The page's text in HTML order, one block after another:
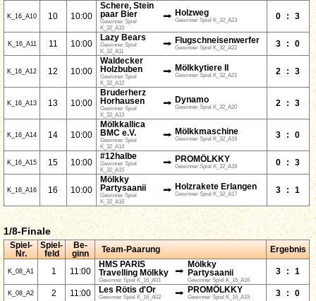
K_16_A10 10 10:00
Schere, Stein
paar Bier
Gewinner Spiel
K_32_A10
⭢ Holzweg
Gewinner Spiel K_32_A23 0 : 3
K_16_A11 11 10:00
Lazy Bears
Gewinner Spiel
K_32_A11
⭢ Flugschneisenwerfer
Gewinner Spiel K_32_A22 3 : 0
K_16_A12 12 10:00
Waldecker
Holzbuben
Gewinner Spiel
K_32_A12
⭢ Mölkkytiere II
Gewinner Spiel K_32_A21 2 : 3
K_16_A13 13 10:00
Bruderherz
Horhausen
Gewinner Spiel
K_32_A13
⭢ Dynamo
Gewinner Spiel K_32_A20 2 : 3
K_16_A14 14 10:00
Mölkkallica
BMC e.V.
Gewinner Spiel
K_32_A14
⭢ Mölkkmaschine
Gewinner Spiel K_32_A19 3 : 0
K_16_A15 15 10:00
#12halbe
Gewinner Spiel
K_32_A15
⭢ PROMÖLKKY
Gewinner Spiel K_32_A18 0 : 3
K_16_A16 16 10:00
Mölkky
Partysaanii
Gewinner Spiel
K_32_A16
⭢ Holzrakete Erlangen
Gewinner Spiel K_32_A17 3 : 1
1/8-Finale
Spiel-
Nr.
Spiel-
feld
Be-
ginn
Team-Paarung Ergebnis
K_08_A1 1 11:00
HMS PARIS
Travelling Mölkky
Gewinner Spiel K_16_A01
⭢
Mölkky
Partysaanii
Gewinner Spiel K_16_A16
3 : 1
K_08_A2 2 11:00 Les Rötis d'Or
Gewinner Spiel K_16_A02 ⭢ PROMÖLKKY
Gewinner Spiel K_16_A15 3 : 0